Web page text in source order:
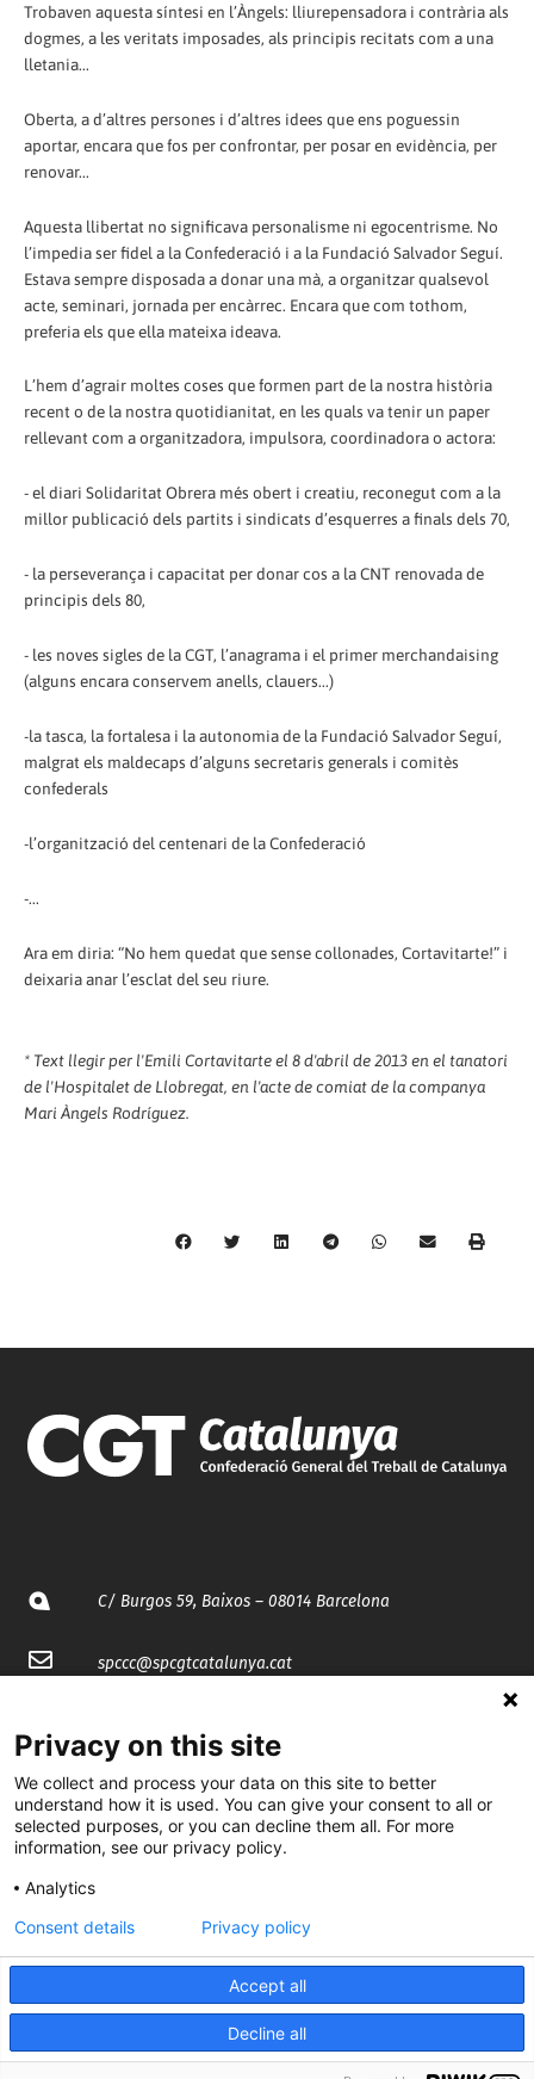
Trobaven aquesta síntesi en l’Àngels: lliurepensadora i contrària als
dogmes, a les veritats imposades, als principis recitats com a una
lletania...
Oberta, a d’altres persones i d’altres idees que ens poguessin
aportar, encara que fos per confrontar, per posar en evidència, per
renovar...
Aquesta llibertat no significava personalisme ni egocentrisme. No
l’impedia ser fidel a la Confederació i a la Fundació Salvador Seguí.
Estava sempre disposada a donar una mà, a organitzar qualsevol
acte, seminari, jornada per encàrrec. Encara que com tothom,
preferia els que ella mateixa ideava.
L’hem d’agrair moltes coses que formen part de la nostra història
recent o de la nostra quotidianitat, en les quals va tenir un paper
rellevant com a organitzadora, impulsora, coordinadora o actora:
- el diari Solidaritat Obrera més obert i creatiu, reconegut com a la
millor publicació dels partits i sindicats d’esquerres a finals dels 70,
- la perseverança i capacitat per donar cos a la CNT renovada de
principis dels 80,
- les noves sigles de la CGT, l’anagrama i el primer merchandaising
(alguns encara conservem anells, clauers...)
-la tasca, la fortalesa i la autonomia de la Fundació Salvador Seguí,
malgrat els maldecaps d’alguns secretaris generals i comitès
confederals
-l’organització del centenari de la Confederació
-...
Ara em diria: “No hem quedat que sense collonades, Cortavitarte!” i
deixaria anar l’esclat del seu riure.
* Text llegir per l'Emili Cortavitarte el 8 d'abril de 2013 en el tanatori
de l'Hospitalet de Llobregat, en l'acte de comiat de la companya
Mari Àngels Rodríguez.
C/ Burgos 59, Baixos – 08014 Barcelona
spccc@spcgtcatalunya.cat
@CGTCatalunya
cgtcatalunya
CGTCatalunya
cgtcatalunya
Desenvolupat per
Privacy on this site
We collect and process your data on this site to better
understand how it is used. You can give your consent to all or
selected purposes, or you can decline them all. For more
information, see our privacy policy.
Analytics
Accept all
Decline all
Consent details Privacy policy